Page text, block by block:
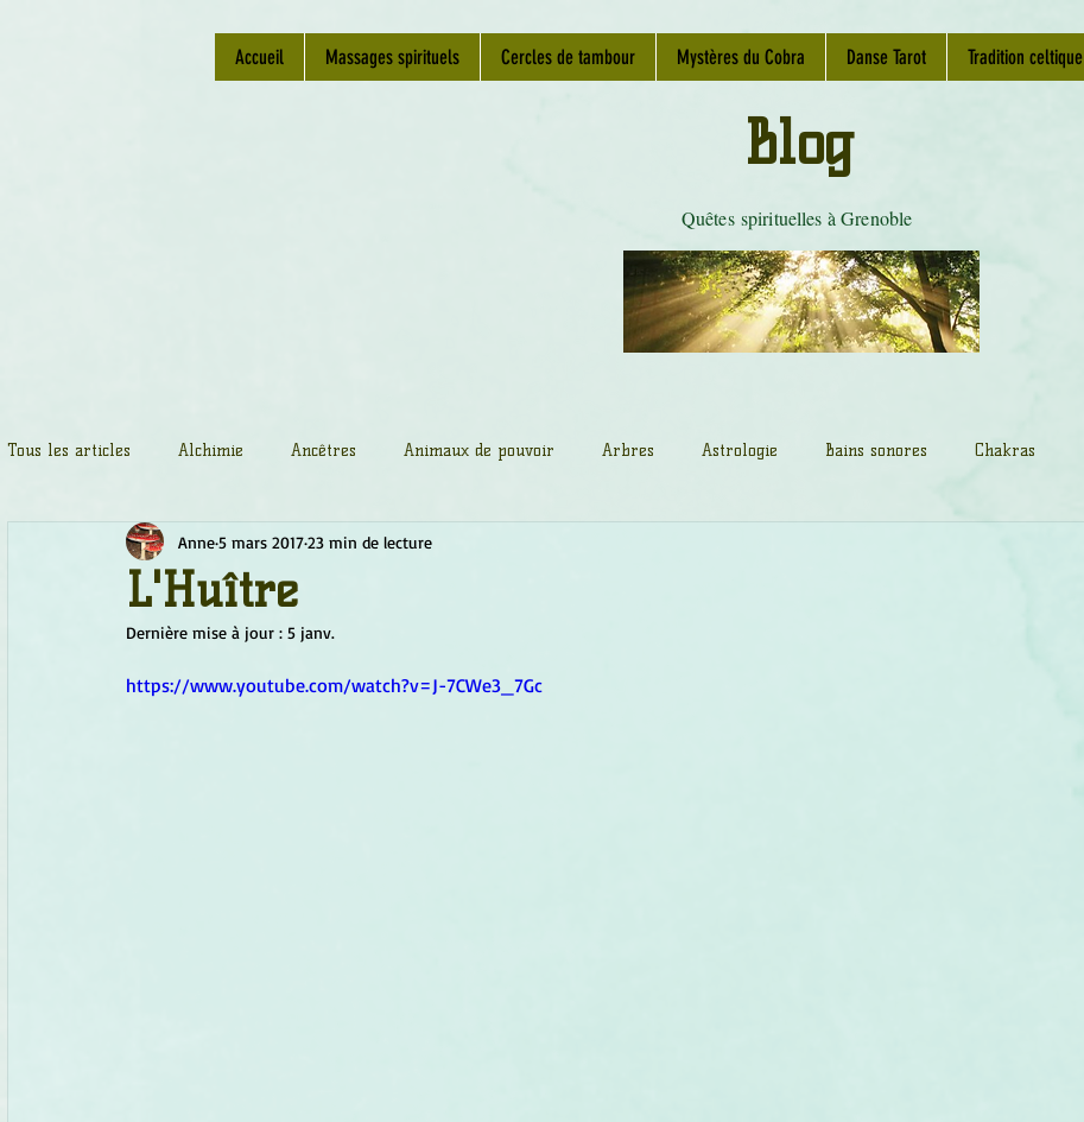
Accueil Massages spirituels Cercles de tambour Mystères du Cobra Danse Tarot Tradition celtique
Quêtes spirituelles à Grenoble
Blog
Tous les articles Alchimie Ancêtres Animaux de pouvoir Arbres Astrologie Bains sonores Chakras
Chamanisme Champignons Conscience
Fleurs de Bach Géométrie sacrée
L'Huître
Anne5 mars 201723 min de lecture
Dernière mise à jour : 5 janv.
https://www.youtube.com/watch?v=J-7CWe3_7Gc